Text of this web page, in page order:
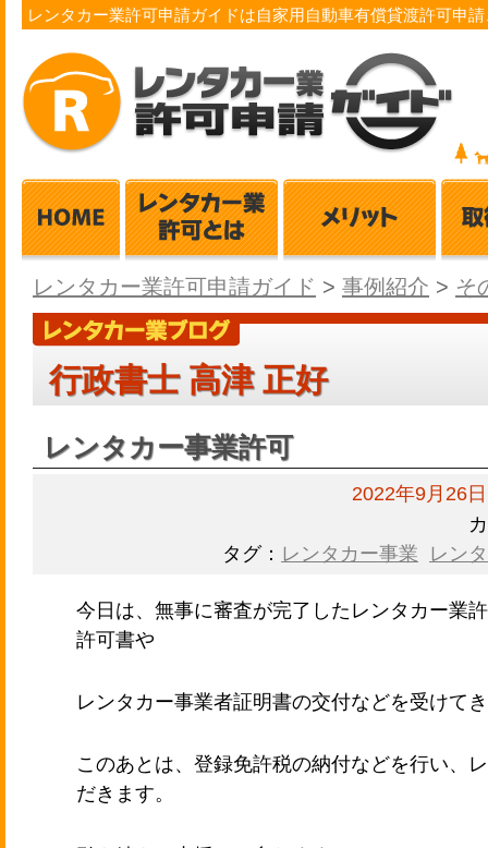
レンタカー業許可申請ガイドは自家用自動車有償貸渡許可申
レンタカー業許可申請ガイド > 事例紹介 > そ
行政書士 高津 正好
レンタカー事業許可
2022年9月26日
タグ： レンタカー事業 レン
今日は、無事に審査が完了したレンタカー業
許可書や
レンタカー事業者証明書の交付などを受けて
このあとは、登録免許税の納付などを行い、
だきます。